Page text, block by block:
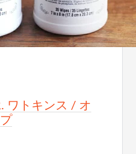
ワトキンス / オ